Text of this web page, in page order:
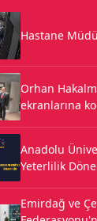
Hastane
Orhan
ekranlarına
Anadolu
Yeterlilik
Emirdağ ve